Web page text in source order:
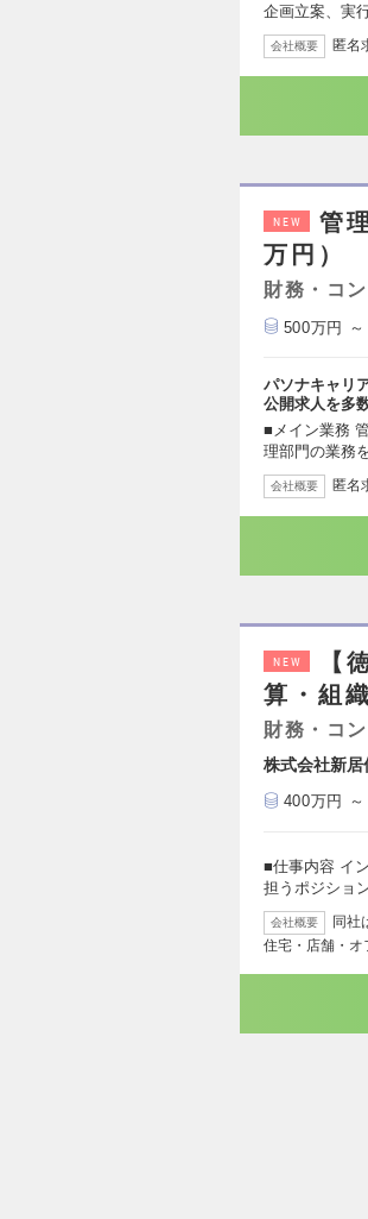
企画立案、実
会社概要 匿名
NEW
管
万円）
財務・コ
500万円 ～
パソナキャリ
公開求人を多
■メイン業務
理部門の業務
会社概要 匿名
NEW
【
算・組
財務・コ
株式会社新居
400万円 ～
■仕事内容 イ
担うポジショ
会社概要
同社
住宅・店舗・